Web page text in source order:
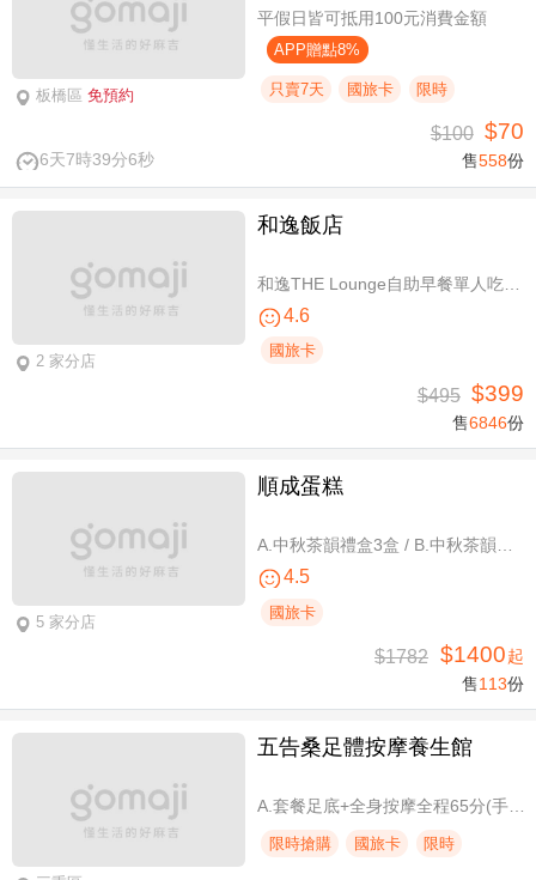
板橋區 免預約
平假日皆可抵用100元消費金額
APP贈點8%
只賣7天 國旅卡 限時
6天7時39分6秒
$100 $70
售558份
2 家分店
和逸飯店
4.6
國旅卡
$495 $399
售6846份
5 家分店
順成蛋糕
4.5
國旅卡
$1782 $1400起
售113份
五告桑足體按摩養生館
限時搶購 國旅卡 限時